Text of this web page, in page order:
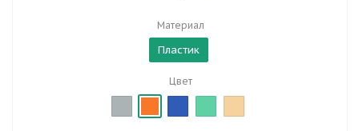
Материал
Пластик
Цвет